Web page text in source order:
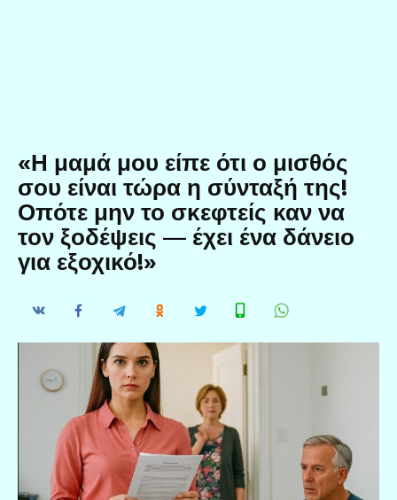
«Η μαμά μου είπε ότι ο μισθός
σου είναι τώρα η σύνταξή της!
Οπότε μην το σκεφτείς καν να
τον ξοδέψεις — έχει ένα δάνειο
για εξοχικό!»